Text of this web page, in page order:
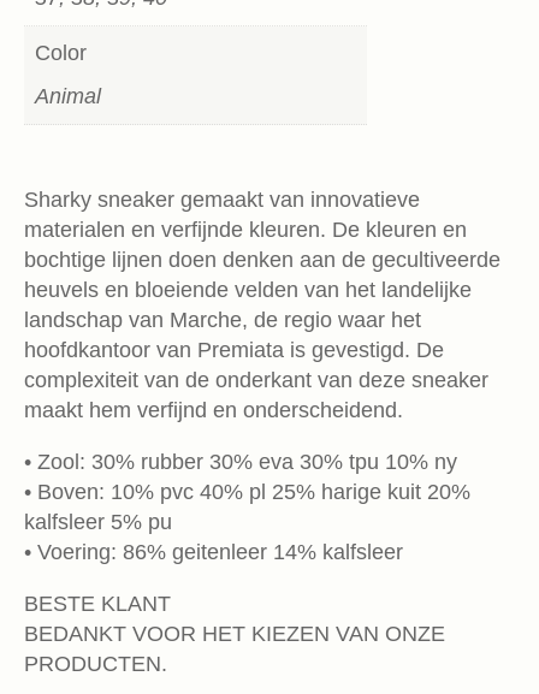
Color
Animal
Sharky sneaker gemaakt van innovatieve
materialen en verfijnde kleuren. De kleuren en
bochtige lijnen doen denken aan de gecultiveerde
heuvels en bloeiende velden van het landelijke
landschap van Marche, de regio waar het
hoofdkantoor van Premiata is gevestigd. De
complexiteit van de onderkant van deze sneaker
maakt hem verfijnd en onderscheidend.
• Zool: 30% rubber 30% eva 30% tpu 10% ny
• Boven: 10% pvc 40% pl 25% harige kuit 20%
kalfsleer 5% pu
• Voering: 86% geitenleer 14% kalfsleer
BESTE KLANT
BEDANKT VOOR HET KIEZEN VAN ONZE
PRODUCTEN.